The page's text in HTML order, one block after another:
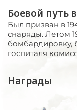
Боевой путь
Был призван в
снаряды. Летом
бомбардировку,
госпиталя
Награды